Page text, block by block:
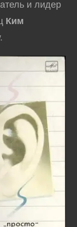
и лидер
Ким